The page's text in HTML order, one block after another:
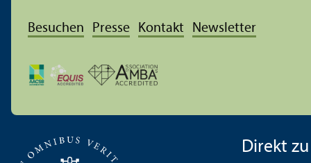
Besuchen Presse Kontakt Newsletter
Direkt zu